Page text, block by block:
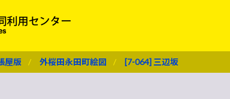
屋版 外桜田永田町絵図 [7-064] 三辺坂